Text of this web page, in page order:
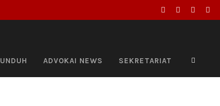
UNDUH ADVOKAI NEWS SEKRETARIAT